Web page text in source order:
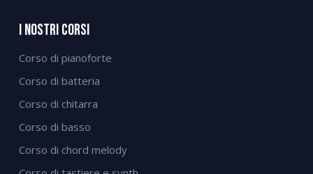
I Nostri Corsi
Corso di pianoforte
Corso di batteria
Corso di chitarra
Corso di basso
Corso di chord melody